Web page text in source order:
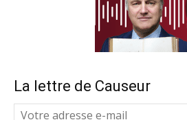
La lettre de Causeur